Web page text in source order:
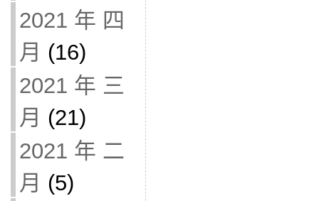
2021 年 四
月 (16)
2021 年 三
月 (21)
2021 年 二
月 (5)